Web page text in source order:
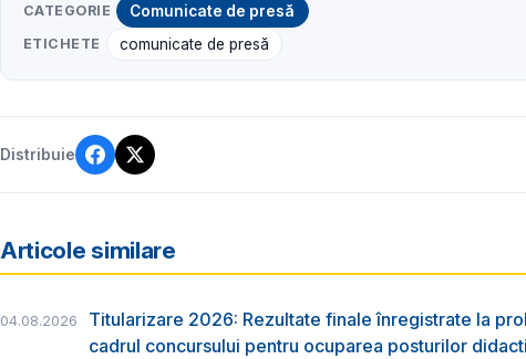
CATEGORIE Comunicate de presă
ETICHETE comunicate de presă
Distribuie
Articole similare
04.08.2026
Titularizare 2026: Rezultate finale înregistrate la
cadrul concursului pentru ocuparea posturilor